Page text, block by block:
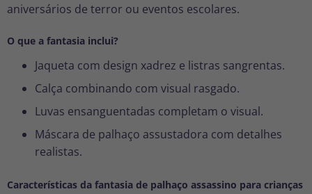
aniversários de terror ou eventos escolares.
O que a fantasia inclui?
Jaqueta com design xadrez e listras sangrentas.
Calça combinando com visual rasgado.
Luvas ensanguentadas completam o visual.
Máscara de palhaço assustadora com detalhes
realistas.
Características da fantasia de palhaço assassino para crianças